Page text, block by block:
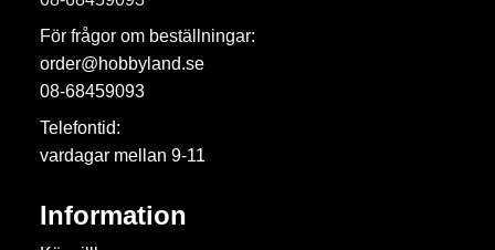
För frågor om beställningar:
order@hobbyland.se
08-68459093
Telefontid:
vardagar mellan 9-11
Information